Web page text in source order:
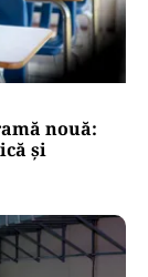
nouă:
și